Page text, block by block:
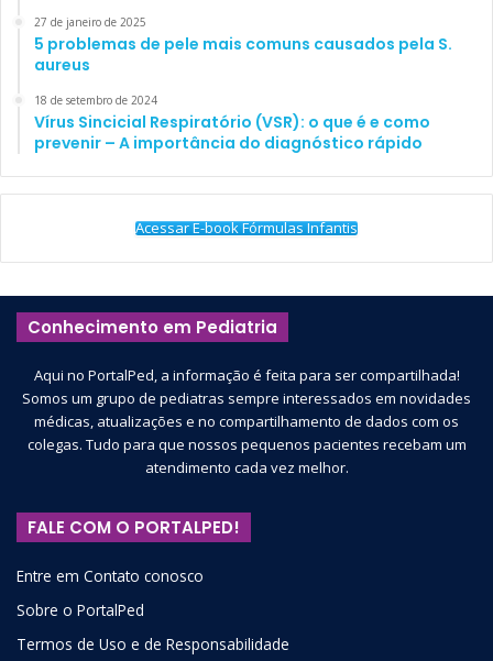
27 de janeiro de 2025
5 problemas de pele mais comuns causados pela S.
aureus
18 de setembro de 2024
Vírus Sincicial Respiratório (VSR): o que é e como
prevenir – A importância do diagnóstico rápido
Acessar E-book Fórmulas Infantis
Conhecimento em Pediatria
Aqui no PortalPed, a informação é feita para ser compartilhada!
Somos um grupo de pediatras sempre interessados em novidades
médicas, atualizações e no compartilhamento de dados com os
colegas. Tudo para que nossos pequenos pacientes recebam um
atendimento cada vez melhor.
FALE COM O PORTALPED!
Entre em Contato conosco
Sobre o PortalPed
Termos de Uso e de Responsabilidade